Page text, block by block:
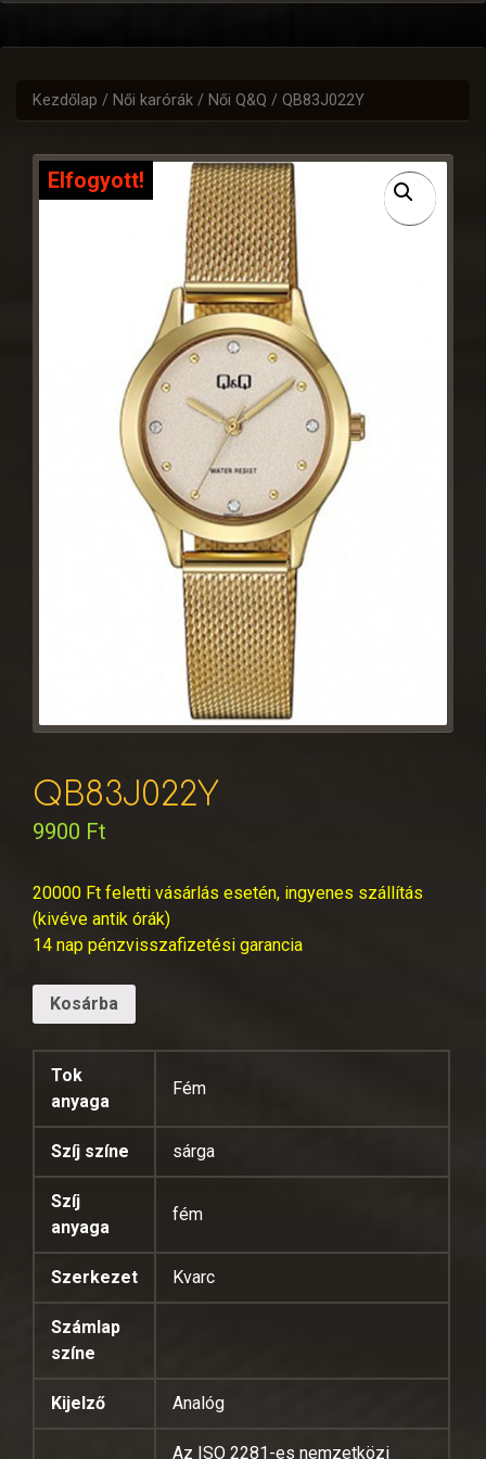
Kezdőlap / Női karórák / Női Q&Q / QB83J022Y
Elfogyott!
QB83J022Y
9900 Ft
20000 Ft feletti vásárlás esetén, ingyenes szállítás
(kivéve antik órák)
14 nap pénzvisszafizetési garancia
Kosárba
Tok
anyaga
Fém
Szíj színe sárga
Szíj
anyaga
fém
Szerkezet Kvarc
Számlap
színe
Kijelző Analóg
Az ISO 2281-es nemzetközi